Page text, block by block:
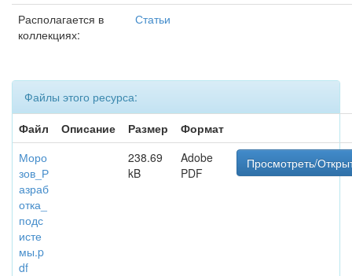
Располагается в
коллекциях:
Статьи
Файлы этого ресурса:
Файл
Описание Размер
Формат
Моро
зов_Р
азраб
отка_
подс
исте
мы.p
df
238.69
kB
Adobe
PDF
Просмотреть/